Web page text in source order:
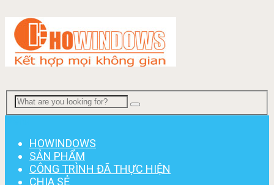
HOWINDOWS
SẢN PHẨM
CÔNG TRÌNH ĐÃ THỰC HIỆN
CHIA SẺ